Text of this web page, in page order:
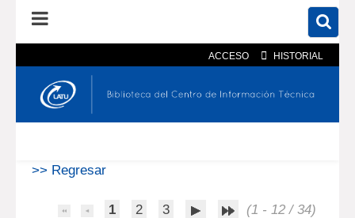
ACCESO HISTORIAL
En el catálogo En el sitio
>> Regresar
1 2 3
(1 - 12 / 34)